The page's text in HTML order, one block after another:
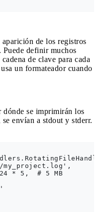
de los registros
Puede definir muchos
de clave para cada
un formateador cuando
dónde se imprimirán los
envían a stdout y stderr.
* 5,  # 5 MB